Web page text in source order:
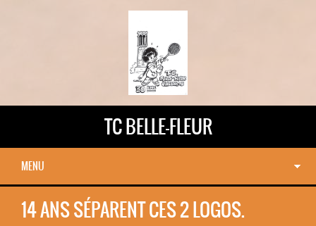
TC BELLE-FLEUR
MENU
14 ANS SÉPARENT CES 2 LOGOS.